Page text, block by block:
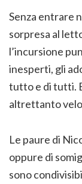
Senza entrare
sorpresa al
l’incursione
inesperti, gli
tutto e di tutti.
altrettanto
Le paure di
oppure di
sono